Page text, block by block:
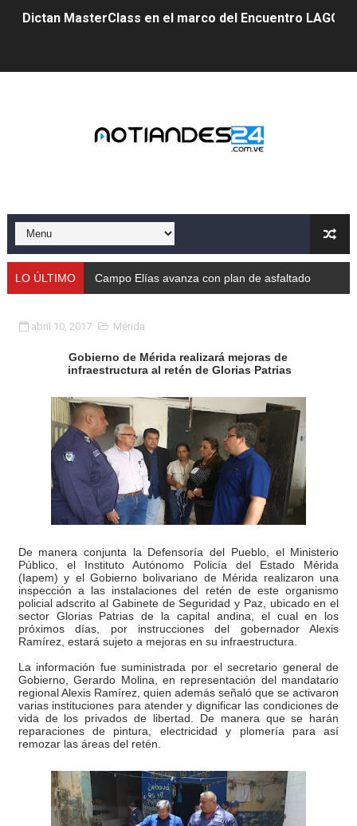
Dictan MasterClass en el marco del Encuentro LAGO
Gobernador Arnaldo Sánchez apadrina a más de 993
Mérida fortalece su reserva deportiva de cara a
Gobernación de Mérida instalará mesa de trabajo con
Gobierno bolivariano avanza en la transformación del
Niños merideños aprenden sobre gaita de tambora
Hospital universitario muestra sus avances en visita
Instituto Nacional de Nutrición celebra Semana
Gobernación de Mérida fortalece el desarrollo
Corposalud inició talleres para aspirantes al curso de
Fortalecen formación académica de médicos en
Fortaleciendo la economía comunal en El Vigía con
Campo Elías consolida plan de bacheo en el sector La
Fundecem inició con éxito el taller vacacional de
El Lactario del Iahula celebra la Semana Mundial de la
Plan Vacacional "Venezuela Ríe 2026" brinda
Iniciación al yoga reúne a diversos clubes deportivos
LO ÚLTIMO Campo Elías avanza con plan de asfaltado
abril 10, 2017 Mérida
Gobierno de Mérida realizará mejoras de
infraestructura al retén de Glorias Patrias
De manera conjunta la Defensoría del Pueblo, el Ministerio
Público, el Instituto Autónomo Policía del Estado Mérida
(Iapem) y el Gobierno bolivariano de Mérida realizaron una
inspección a las instalaciones del retén de este organismo
policial adscrito al Gabinete de Seguridad y Paz, ubicado en el
sector Glorias Patrias de la capital andina, el cual en los
próximos días, por instrucciones del gobernador Alexis
Ramírez, estará sujeto a mejoras en su infraestructura.
La información fue suministrada por el secretario general de
Gobierno, Gerardo Molina, en representación del mandatario
regional Alexis Ramírez, quien además señaló que se activaron
varias instituciones para atender y dignificar las condiciones de
vida de los privados de libertad. De manera que se harán
reparaciones de pintura, electricidad y plomería para así
remozar las áreas del retén.